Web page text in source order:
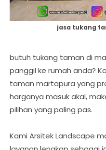
jasa tukang
butuh tukang taman di
panggil ke rumah anda?
taman martapura yang
harganya masuk akal,
pilihan yang paling pas.
Kami Arsitek Landscape